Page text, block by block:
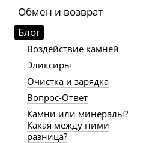
Обмен и возврат
Блог
Воздействие камней
Эликсиры
Очистка и зарядка
Вопрос-Ответ
Камни или минералы?
Какая между ними
разница?